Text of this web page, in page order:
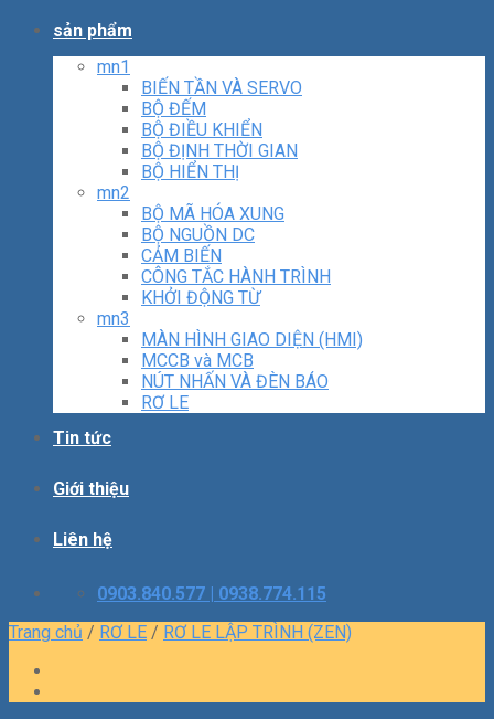
sản phẩm
mn1
BIẾN TẦN VÀ SERVO
BỘ ĐẾM
BỘ ĐIỀU KHIỂN
BỘ ĐỊNH THỜI GIAN
BỘ HIỂN THỊ
mn2
BỘ MÃ HÓA XUNG
BỘ NGUỒN DC
CẢM BIẾN
CÔNG TẮC HÀNH TRÌNH
KHỞI ĐỘNG TỪ
mn3
MÀN HÌNH GIAO DIỆN (HMI)
MCCB và MCB
NÚT NHẤN VÀ ĐÈN BÁO
RƠ LE
Tin tức
Giới thiệu
Liên hệ
0903.840.577 | 0938.774.115
Trang chủ / RƠ LE / RƠ LE LẬP TRÌNH (ZEN)